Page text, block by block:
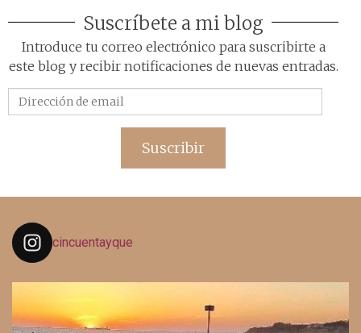
Suscríbete a mi blog
Introduce tu correo electrónico para suscribirte a
este blog y recibir notificaciones de nuevas entradas.
de
Suscribir
cincuentayque